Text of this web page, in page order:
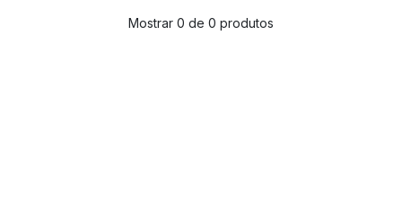
Mostrar 0 de 0 produtos